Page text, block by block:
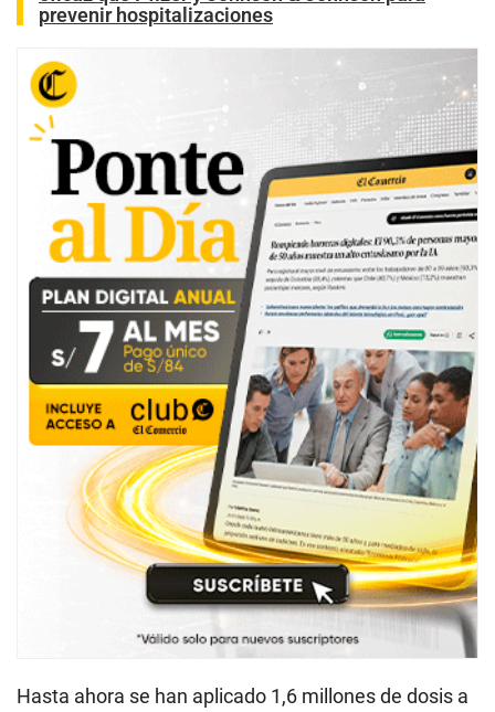
prevenir hospitalizaciones
Hasta ahora se han aplicado 1,6 millones de dosis a